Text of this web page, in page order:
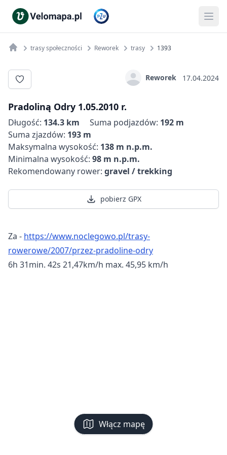
Włącz mapę
trasy społeczności Reworek trasy 1393
Reworek 17.04.2024
Pradoliną Odry 1.05.2010 r.
Długość: 134.3 km Suma podjazdów: 192 m
Suma zjazdów: 193 m
Maksymalna wysokość: 138 m n.p.m.
Minimalna wysokość: 98 m n.p.m.
Rekomendowany rower: gravel / trekking
pobierz GPX
Za - https://www.noclegowo.pl/trasy-
rowerowe/2007/przez-pradoline-odry
6h 31min. 42s 21,47km/h max. 45,95 km/h